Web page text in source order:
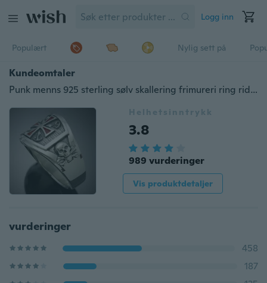
Logg inn
Populært Nylig sett på
Kundeomtaler
Punk menns 925 sterling sølv skallering frimureri ring ridder tempelring kryssring sigar band stil smykker størrelse 7-13
Helhetsinntrykk
3.8
989 vurderinger
Vis produktdetaljer
vurderinger
458
187